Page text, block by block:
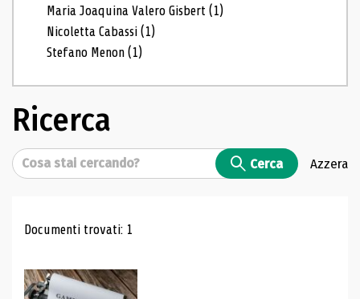
Maria Joaquina Valero Gisbert(1)
Nicoletta Cabassi(1)
Stefano Menon(1)
Ricerca
Cerca Cerca Azzera
Risultati di ricerca
Documenti trovati: 1